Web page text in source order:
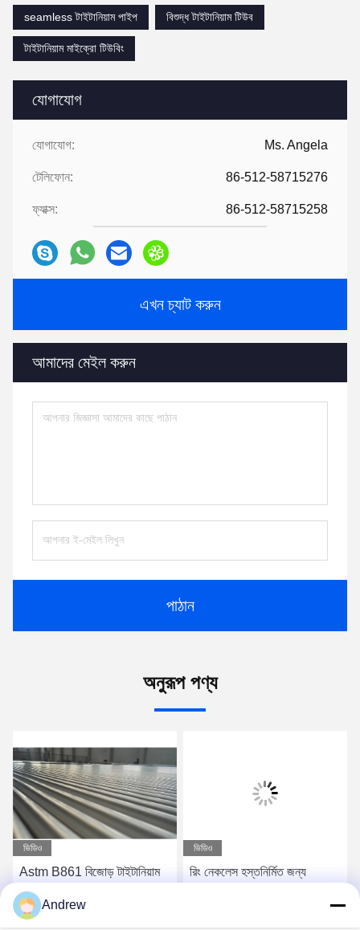
যোগাযোগ
যোগাযোগ: Ms. Angela
টেলিফোন: 86-512-58715276
ফ্যাক্স: 86-512-58715258
এখন চ্যাট করুন
আমাদের মেইল করুন
পাঠান
seamless টাইটানিয়াম পাইপ
বিশুদ্ধ টাইটানিয়াম টিউব
টাইটানিয়াম মাইক্রো টিউবিং
অনুরূপ পণ্য
ভিডিও
Astm B861 বিজোড় টাইটানিয়াম
টিউব Wt 0.5 মিমি রাউন্ড গ্রেড 9
ভিডিও
রিং নেকলেস হস্তনির্মিত জন্য
টাইটানিয়াম মাইক্রো টিউবিং চমৎকার
Andrew